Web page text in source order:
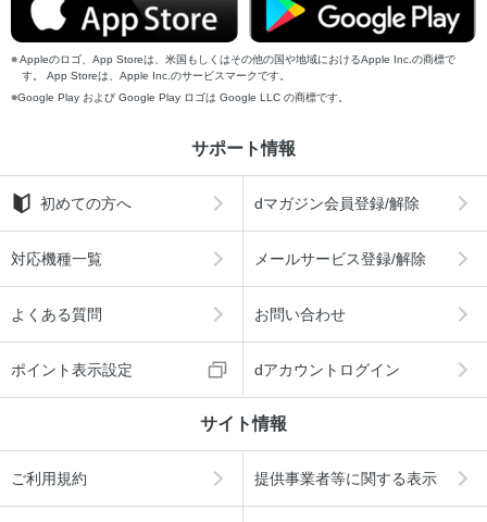
Appleのロゴ、App Storeは、米国もしくはその他の国や地域におけるApple Inc.の商標で
す。 App Storeは、Apple Inc.のサービスマークです。
Google Play および Google Play ロゴは Google LLC の商標です。
サポート情報
初めての方へ dマガジン会員登録/解除
対応機種一覧 メールサービス登録/解除
よくある質問 お問い合わせ
ポイント表示設定 dアカウントログイン
サイト情報
ご利用規約 提供事業者等に関する表示